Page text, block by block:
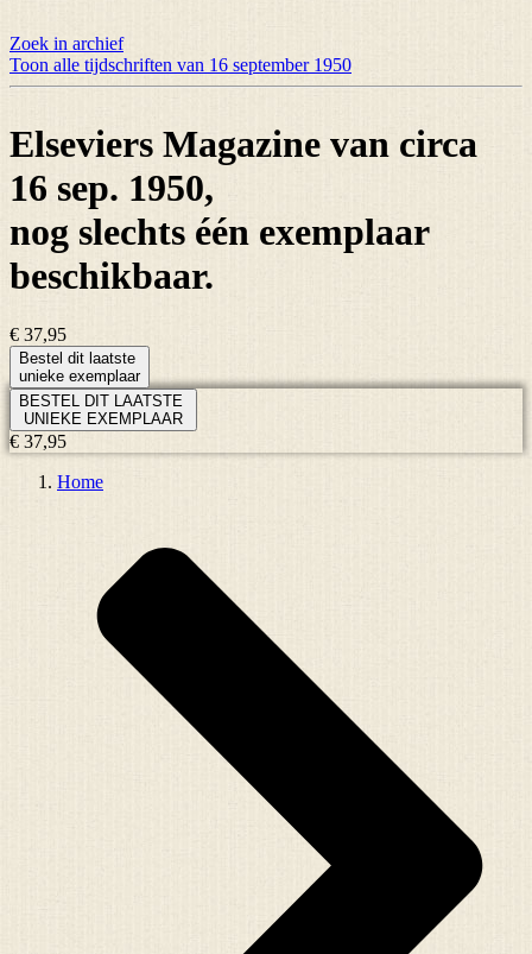
Zoek in archief
Toon alle tijdschriften van 16 september 1950
Elseviers Magazine van circa
16 sep. 1950,
nog slechts één exemplaar
beschikbaar.
€ 37,95
Bestel dit laatste
unieke exemplaar
BESTEL DIT LAATSTE
UNIEKE EXEMPLAAR
€ 37,95
Home